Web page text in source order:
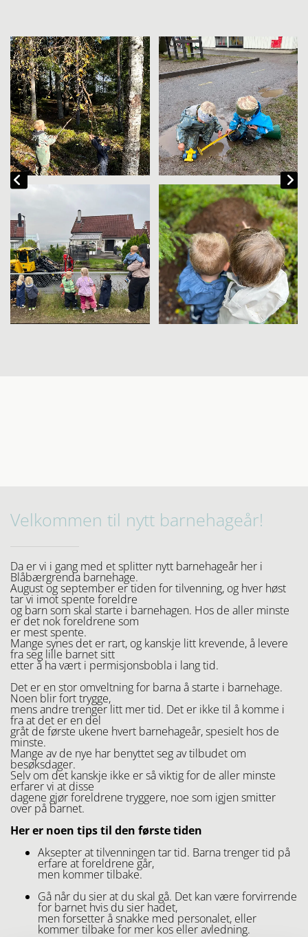
Velkommen til nytt barnehageår!
Da er vi i gang med et splitter nytt barnehageår her i
Blåbærgrenda barnehage.
August og september er tiden for tilvenning, og hver høst
tar vi imot spente foreldre
og barn som skal starte i barnehagen. Hos de aller minste
er det nok foreldrene som
er mest spente.
Mange synes det er rart, og kanskje litt krevende, å levere
fra seg lille barnet sitt
etter å ha vært i permisjonsbobla i lang tid.
Det er en stor omveltning for barna å starte i barnehage.
Noen blir fort trygge,
mens andre trenger litt mer tid. Det er ikke til å komme i
fra at det er en del
gråt de første ukene hvert barnehageår, spesielt hos de
minste.
Mange av de nye har benyttet seg av tilbudet om
besøksdager.
Selv om det kanskje ikke er så viktig for de aller minste
erfarer vi at disse
dagene gjør foreldrene tryggere, noe som igjen smitter
over på barnet.
Her er noen tips til den første tiden
Aksepter at tilvenningen tar tid. Barna trenger tid på
erfare at foreldrene går,
men kommer tilbake.
Gå når du sier at du skal gå. Det kan være forvirrende
for barnet hvis du sier hadet,
men forsetter å snakke med personalet, eller
kommer tilbake for mer kos eller avledning.